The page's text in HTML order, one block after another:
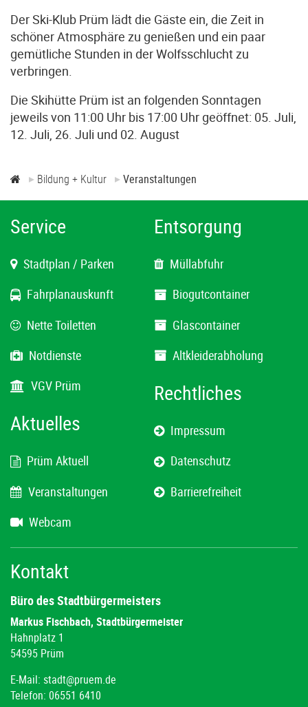
Der Ski-Klub Prüm lädt die Gäste ein, die Zeit in
schöner Atmosphäre zu genießen und ein paar
gemütliche Stunden in der Wolfsschlucht zu
verbringen.
Die Skihütte Prüm ist an folgenden Sonntagen
jeweils von 11:00 Uhr bis 17:00 Uhr geöffnet: 05. Juli,
12. Juli, 26. Juli und 02. August
Bildung + Kultur Veranstaltungen
Kontakt
Büro des Stadtbürgermeisters
Markus Fischbach, Stadtbürgermeister
Hahnplatz 1
54595 Prüm
E-Mail: stadt@pruem.de
Telefon: 06551 6410
Service
Stadtplan / Parken
Fahrplanauskunft
Nette Toiletten
Notdienste
VGV Prüm
Aktuelles
Prüm Aktuell
Veranstaltungen
Webcam
Entsorgung
Müllabfuhr
Biogutcontainer
Glascontainer
Altkleiderabholung
Rechtliches
Impressum
Datenschutz
Barrierefreiheit